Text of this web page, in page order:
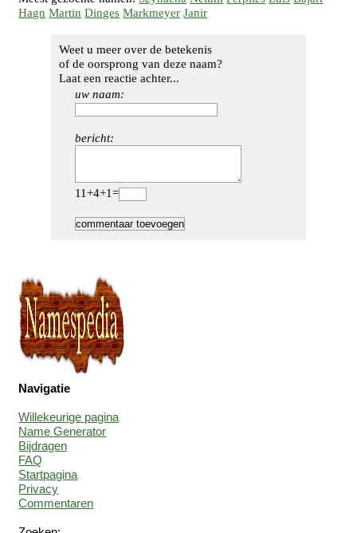
Hagn Martin Dinges Markmeyer Janir
Weet u meer over de betekenis
of de oorsprong van deze naam?
Laat een reactie achter...
uw naam:
bericht:
11+4+1=
Navigatie
Willekeurige pagina
Name Generator
Bijdragen
FAQ
Startpagina
Privacy
Commentaren